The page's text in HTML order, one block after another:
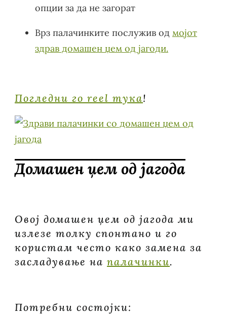
опции за да не загорат
Врз палачинките послужив од мојот
здрав домашен џем од јагоди.
Погледни го reel тука!
Домашен џем од јагода
Овој домашен џем од јагода ми
излезе толку спонтано и го
користам често како замена за
засладување на палачинки.
Потребни состојки: